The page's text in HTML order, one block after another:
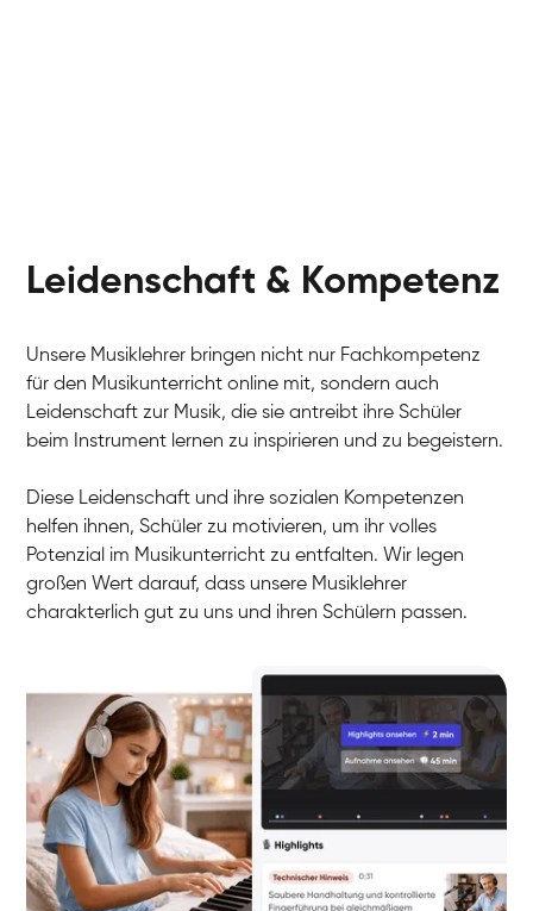
Leidenschaft & Kompetenz
Unsere Musiklehrer bringen nicht nur Fachkompetenz
für den Musikunterricht online mit, sondern auch
Leidenschaft zur Musik, die sie antreibt ihre Schüler
beim Instrument lernen zu inspirieren und zu begeistern.
Diese Leidenschaft und ihre sozialen Kompetenzen
helfen ihnen, Schüler zu motivieren, um ihr volles
Potenzial im Musikunterricht zu entfalten. Wir legen
großen Wert darauf, dass unsere Musiklehrer
charakterlich gut zu uns und ihren Schülern passen.